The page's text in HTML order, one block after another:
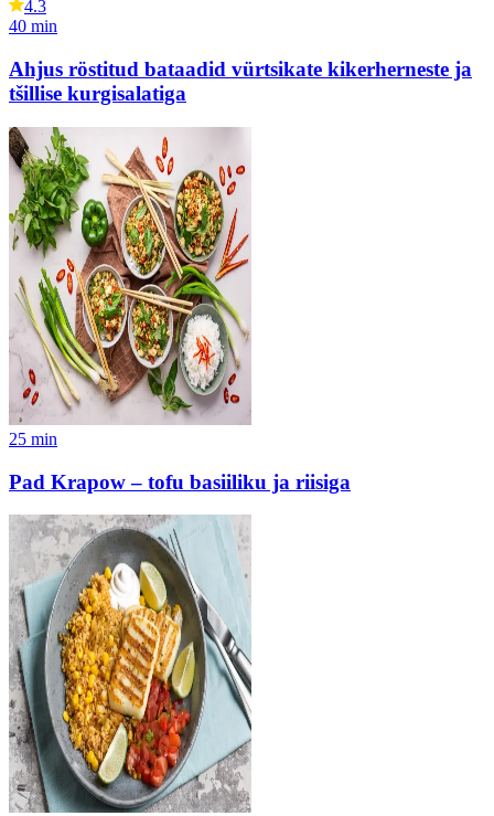
4.3
40 min
Ahjus röstitud bataadid vürtsikate kikerherneste ja
tšillise kurgisalatiga
25 min
Pad Krapow – tofu basiiliku ja riisiga